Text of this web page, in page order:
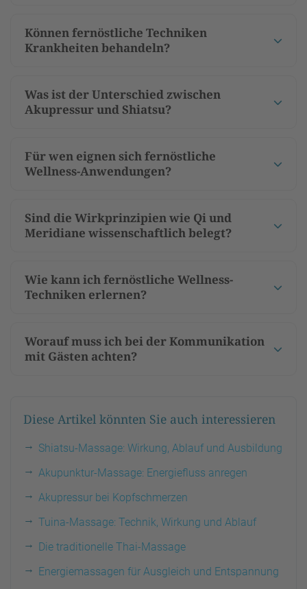
Können fernöstliche Techniken
Krankheiten behandeln?
Was ist der Unterschied zwischen
Akupressur und Shiatsu?
Für wen eignen sich fernöstliche
Wellness-Anwendungen?
Sind die Wirkprinzipien wie Qi und
Meridiane wissenschaftlich belegt?
Wie kann ich fernöstliche Wellness-
Techniken erlernen?
Worauf muss ich bei der Kommunikation
mit Gästen achten?
Diese Artikel könnten Sie auch interessieren
Shiatsu-Massage: Wirkung, Ablauf und Ausbildung
Akupunktur-Massage: Energiefluss anregen
Akupressur bei Kopfschmerzen
Tuina-Massage: Technik, Wirkung und Ablauf
Die traditionelle Thai-Massage
Energiemassagen für Ausgleich und Entspannung